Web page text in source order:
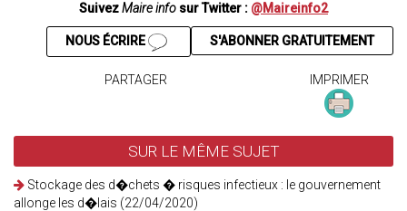
SuivezMaire info sur Twitter : @Maireinfo2
S'ABONNER GRATUITEMENT
NOUS ÉCRIRE
PARTAGER IMPRIMER
SUR LE MÊME SUJET
Stockage des d�chets � risques infectieux : le gouvernement
allonge les d�lais (22/04/2020)